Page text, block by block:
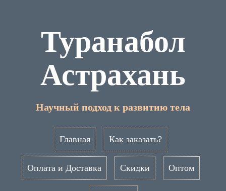
Туранабол
Астрахань
Научный подход к развитию тела
Главная Как заказать?
Оплата и Доставка Скидки Оптом